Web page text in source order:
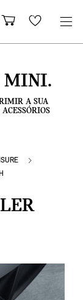
Carrinho
de
Wishlist
MINI.
A SUA